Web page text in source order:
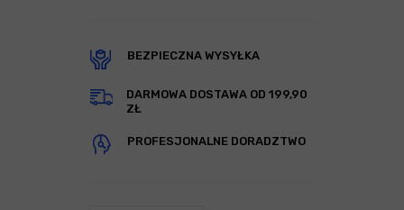
BEZPIECZNA WYSYŁKA
DARMOWA DOSTAWA OD 199,90
ZŁ
PROFESJONALNE DORADZTWO